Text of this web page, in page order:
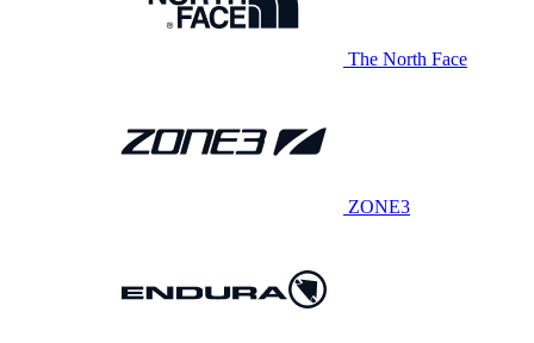
The North Face
ZONE3